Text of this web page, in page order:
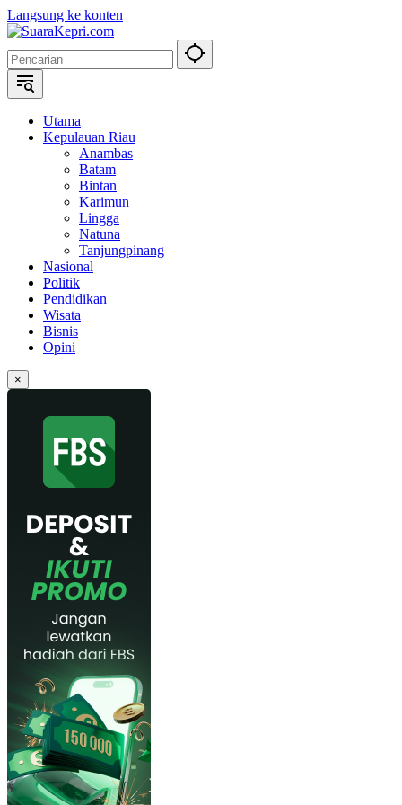
Langsung ke konten
Utama
Kepulauan Riau
Anambas
Batam
Bintan
Karimun
Lingga
Natuna
Tanjungpinang
Nasional
Politik
Pendidikan
Wisata
Bisnis
Opini
×